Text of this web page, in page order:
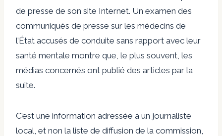
de presse de son site Internet. Un examen des
communiqués de presse sur les médecins de
l’État accusés de conduite sans rapport avec leur
santé mentale montre que, le plus souvent, les
médias concernés ont publié des articles par la
suite.
C’est une information adressée à un journaliste
local, et non la liste de diffusion de la commission,